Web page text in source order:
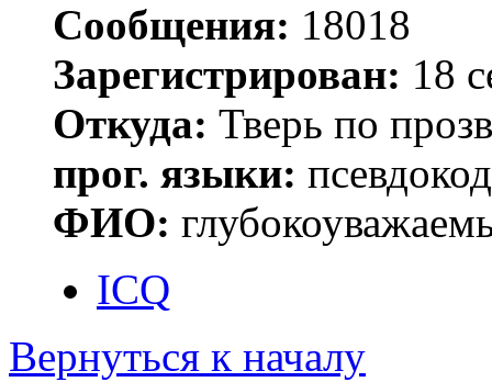
Сообщения: 18018
Зарегистрирован: 18
Откуда: Тверь по
прог. языки:
ФИО:
ICQ
Вернуться к началу